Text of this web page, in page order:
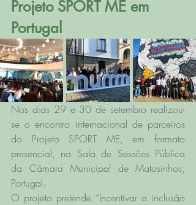
Projeto SPORT ME em
Portugal
Nos dias 29 e 30 de setembro realizou-
se o encontro internacional de parceiros
do Projeto SPORT ME, em formato
presencial, na Sala de Sessões Pública
da Câmara Municipal de Matosinhos,
Portugal.
O projeto pretende “Incentivar a inclusão